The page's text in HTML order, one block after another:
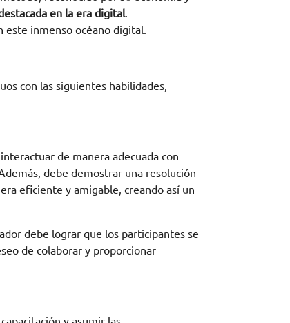
en la era digital.
este inmenso océano digital.
con las siguientes habilidades,
de manera adecuada con
debe demostrar una resolución
eficiente y amigable, creando así un
debe lograr que los participantes se
de colaborar y proporcionar